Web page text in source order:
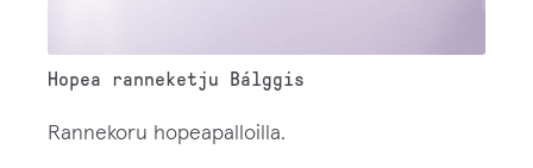
Hopea ranneketju Bálggis
Rannekoru hopeapalloilla.